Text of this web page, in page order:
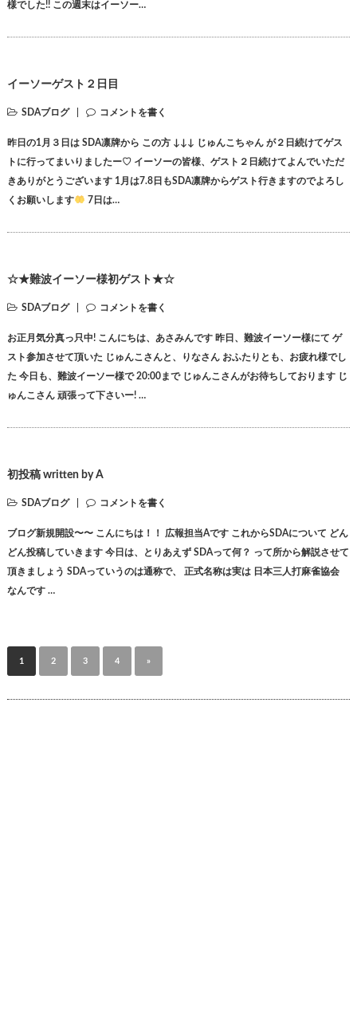
様でした!! この週末はイーソー…
イーソーゲスト２日目
SDAブログ コメントを書く
昨日の1月３日は SDA凛牌から この方 ↓↓↓ じゅんこちゃん が２日続けてゲス
トに行ってまいりましたー♡ イーソーの皆様、ゲスト２日続けてよんでいただ
きありがとうございます 1月は7.8日もSDA凛牌からゲスト行きますのでよろし
くお願いします
7日は…
☆★難波イーソー様初ゲスト★☆
SDAブログ コメントを書く
お正月気分真っ只中! こんにちは、あさみんです 昨日、難波イーソー様にて ゲ
スト参加させて頂いた じゅんこさんと、りなさん おふたりとも、お疲れ様でし
た 今日も、難波イーソー様で 20:00まで じゅんこさんがお待ちしております じ
ゅんこさん 頑張って下さいー! …
初投稿 written by A
SDAブログ コメントを書く
ブログ新規開設〜〜 こんにちは！！ 広報担当Aです これからSDAについて どん
どん投稿していきます 今日は、とりあえず SDAって何？ って所から解説させて
頂きましょう SDAっていうのは通称で、 正式名称は実は 日本三人打麻雀協会
なんです …
1 2 3 4 »